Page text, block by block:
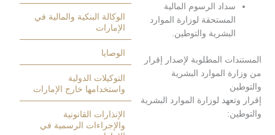
الرسوم المالية
لوزارة الموارد
والتوطين.
المطلوبة لإصدار إقرار
الموارد البشرية
لوزارة الموارد البشرية
الوكالة البنكية والمالية في
الإمارات
التوكيلات الدولية
واستخدامها خارج الإمارات
الإنذارات القانونية
والإجراءات الرسمية في